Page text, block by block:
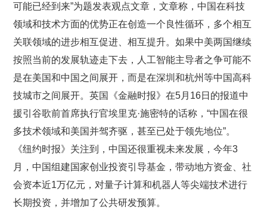
可能已经到来”为题发表观点文章，文章称，中国在科技
领域和技术方面的优势正在创造一个良性循环，多个相互
关联领域的进步相互促进、相互提升。如果中美两国继续
按照当前的发展轨迹走下去，人工智能主导者之争可能不
是在美国和中国之间展开，而是在深圳和杭州等中国高科
技城市之间展开。英国《金融时报》在5月16日的报道中
援引谷歌前首席执行官埃里克·施密特的话称，“中国在很
多技术领域和美国并驾齐驱，甚至已处于领先地位”。
《纽约时报》关注到，中国还很重视未来发展，今年3
月，中国组建国家创业投资引导基金，带动地方资金、社
会资本近1万亿元，对量子计算和机器人等尖端技术进行
长期投资，并增加了公共研发预算。